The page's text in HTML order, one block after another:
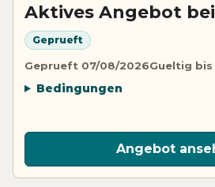
Aktives Angebot
Geprueft
Geprueft 07/08/2026Gueltig bis
Bedingungen
Angebot